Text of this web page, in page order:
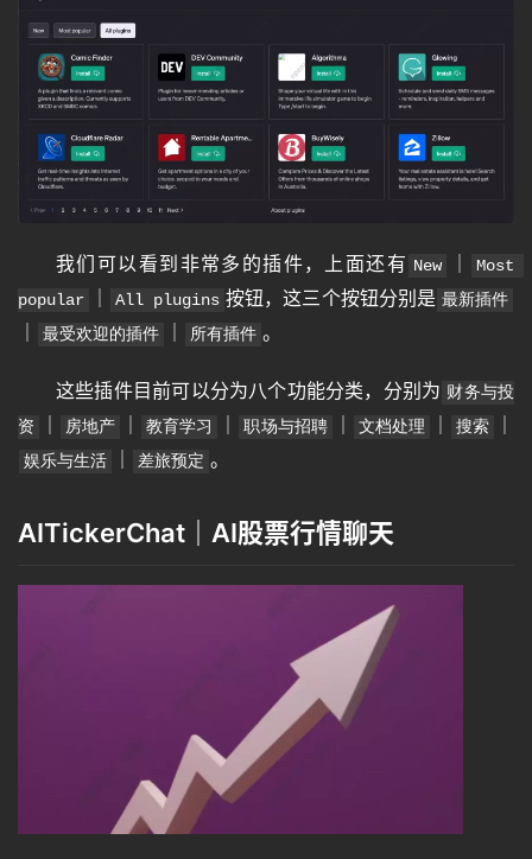
我们可以看到非常多的插件，上面还有 New
Most
popular
All plugins 按钮，这三个按钮分别是 最新插件
最受欢迎的插件 所有插件 。
这些插件目前可以分为八个功能分类，分别为 财务与投
资
房地产 教育学习 职场与招聘 文档处理 搜索
娱乐与生活 差旅预定 。
AITickerChat｜AI股票行情聊天